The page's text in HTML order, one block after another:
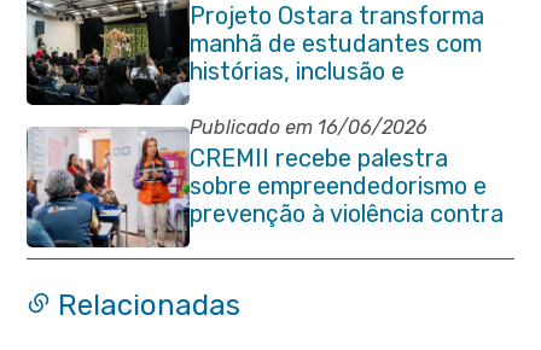
Projeto Ostara transforma
manhã de estudantes com
histórias, inclusão e
criatividade em Itaboraí
Publicado em 16/06/2026
CREMII recebe palestra
sobre empreendedorismo e
prevenção à violência contra
a pessoa idosa
Relacionadas